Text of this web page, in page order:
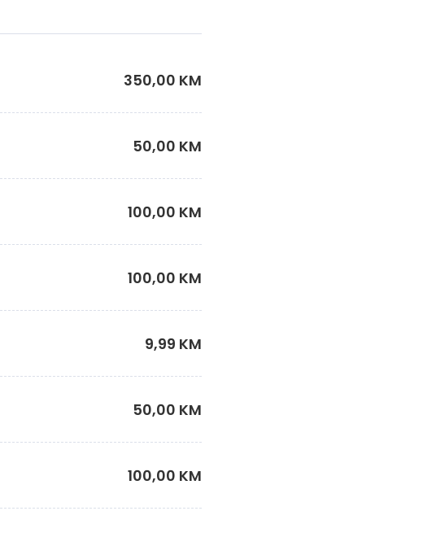
350,00 KM
50,00 KM
100,00 KM
100,00 KM
9,99 KM
50,00 KM
100,00 KM